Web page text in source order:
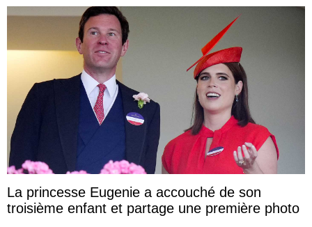
La princesse Eugenie a accouché de son
troisième enfant et partage une première photo